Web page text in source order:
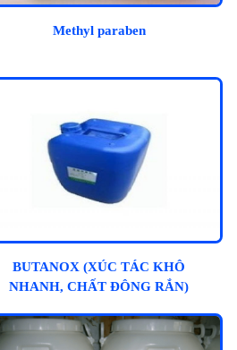
Methyl paraben
BUTANOX (XÚC TÁC KHÔ
NHANH, CHẤT ĐÔNG RẮN)